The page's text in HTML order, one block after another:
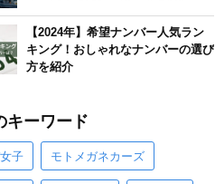
【2024年】希望ナンバー人気ラン
キング！おしゃれなナンバーの選び
方を紹介
キーワード
子 モトメガネカーズ